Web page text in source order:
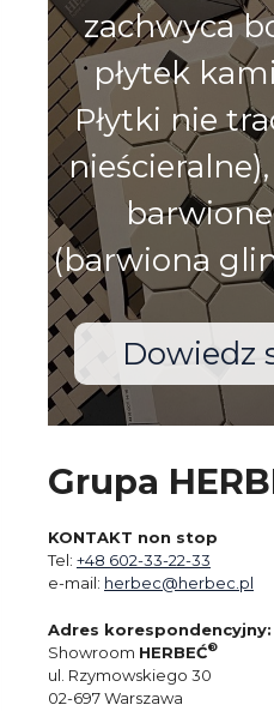
zachwyca
płytek
Płytki nie
(barwiona
Dowiedz
Grupa
KONTAKT non stop
Tel: +48 602-33-22-33
e-mail: herbec@herbec.pl
Adres korespondencyjny:
Showroom HERBEĆ®
ul. Rzymowskiego 30
02-697 Warszawa